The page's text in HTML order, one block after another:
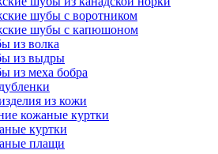
шубы с воротником
шубы с капюшоном
из волка
из выдры
из меха бобра
из кожи
кожаные куртки
куртки
плащи